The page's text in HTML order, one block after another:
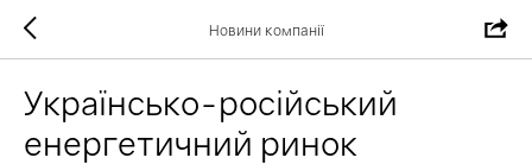
Новини компанії
Українсько-російський
енергетичний ринок